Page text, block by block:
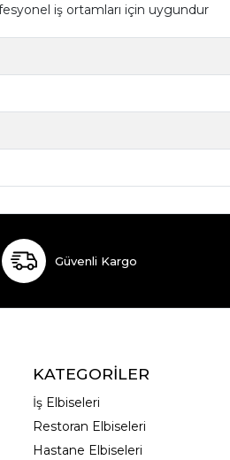
iş ortamları için uygundur
Güvenli Kargo
KATEGORİLER
İş Elbiseleri
Restoran Elbiseleri
Hastane Elbiseleri